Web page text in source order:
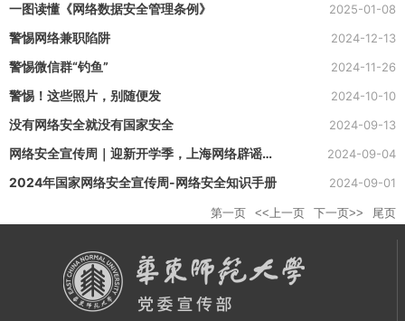
一图读懂《网络数据安全管理条例》 2025-01-08
警惕网络兼职陷阱 2024-12-13
警惕微信群“钓鱼” 2024-11-26
警惕！这些照片，别随便发 2024-10-10
没有网络安全就没有国家安全 2024-09-13
网络安全宣传周｜迎新开学季，上海网络辟谣视
频创作大赛高校赛道同步开启！
2024-09-04
2024年国家网络安全宣传周-网络安全知识手册 2024-09-01
第一页 <<上一页 下一页>> 尾页